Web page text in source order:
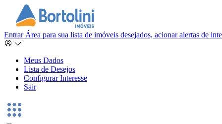
Entrar Área para sua lista de imóveis desejados, acionar alertas de
Meus Dados
Lista de Desejos
Configurar Interesse
Sair